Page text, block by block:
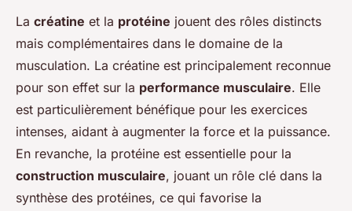
La créatine et la protéine jouent des rôles distincts
mais complémentaires dans le domaine de la
musculation. La créatine est principalement reconnue
pour son effet sur la performance musculaire. Elle
est particulièrement bénéfique pour les exercices
intenses, aidant à augmenter la force et la puissance.
En revanche, la protéine est essentielle pour la
construction musculaire, jouant un rôle clé dans la
synthèse des protéines, ce qui favorise la